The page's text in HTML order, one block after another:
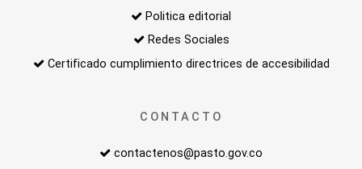
Politica editorial
Redes Sociales
Certificado cumplimiento directrices de accesibilidad
CONTACTO
contactenos@pasto.gov.co